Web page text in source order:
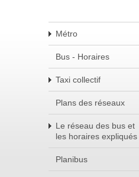
Métro
Bus - Horaires
Taxi collectif
Plans des réseaux
Le réseau des bus et
les horaires expliqués
Planibus